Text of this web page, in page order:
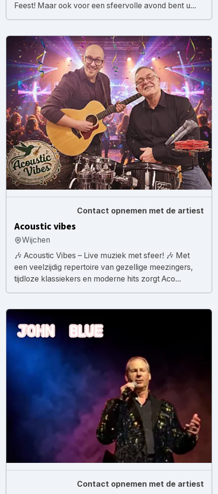
Feest! Maar ook voor een sfeervolle avond bent u...
Contact opnemen met de artiest
Acoustic vibes
Wijchen
🎶 Acoustic Vibes – Live muziek met sfeer! 🎶 Met
een veelzijdig repertoire van gezellige meezingers,
tijdloze klassiekers en moderne hits zorgt Aco...
Contact opnemen met de artiest